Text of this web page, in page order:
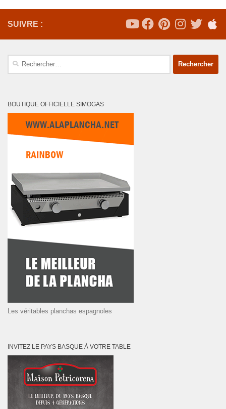
SUIVRE :
Rechercher :
BOUTIQUE OFFICIELLE SIMOGAS
Les véritables planchas espagnoles
INVITEZ LE PAYS BASQUE À VOTRE TABLE